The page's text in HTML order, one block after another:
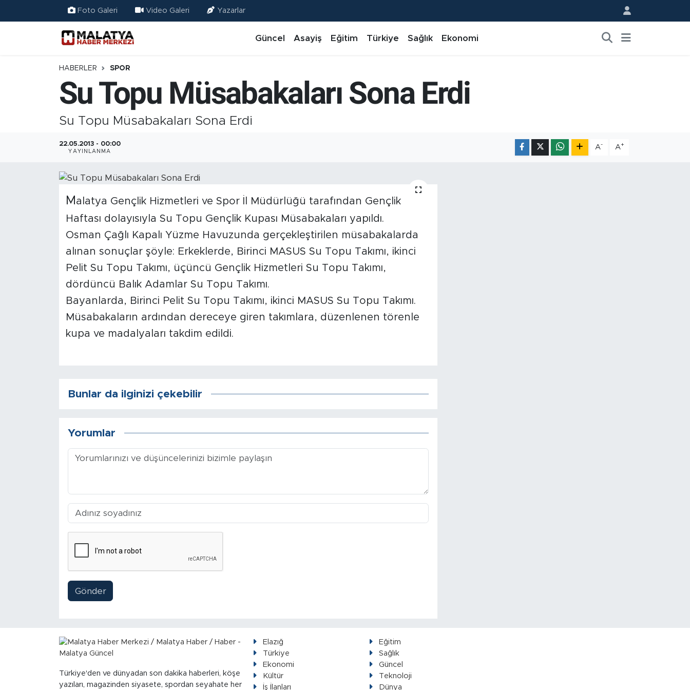
Foto Galeri Video Galeri Yazarlar
Güncel Asayiş Eğitim Türkiye Sağlık Ekonomi
HABERLER SPOR
Su Topu Müsabakaları Sona Erdi
Su Topu Müsabakaları Sona Erdi
22.05.2013 - 00:00
YAYINLANMA
A- A+
M alatya Gençlik Hizmetleri ve Spor İl Müdürlüğü tarafından Gençlik
Haftası dolayısıyla Su Topu Gençlik Kupası Müsabakaları yapıldı.
Osman Çağlı Kapalı Yüzme Havuzunda gerçekleştirilen müsabakalarda
alınan sonuçlar şöyle: Erkeklerde, Birinci MASUS Su Topu Takımı, ikinci
Pelit Su Topu Takımı, üçüncü Gençlik Hizmetleri Su Topu Takımı,
dördüncü Balık Adamlar Su Topu Takımı.
Bayanlarda, Birinci Pelit Su Topu Takımı, ikinci MASUS Su Topu Takımı.
Müsabakaların ardından dereceye giren takımlara, düzenlenen törenle
kupa ve madalyaları takdim edildi.
Bunlar da ilginizi çekebilir
Yorumlar
Gönder
Türkiye'den ve dünyadan son dakika haberleri, köşe
yazıları, magazinden siyasete, spordan seyahate her
Elazığ
Eğitim
Türkiye
Sağlık
Ekonomi
Güncel
Kültür
Teknoloji
İş İlanları
Dünya
Türkiye
Ekonomi
Güncel
Teknoloji
İş İlanları
Doğanyol
Pütürge